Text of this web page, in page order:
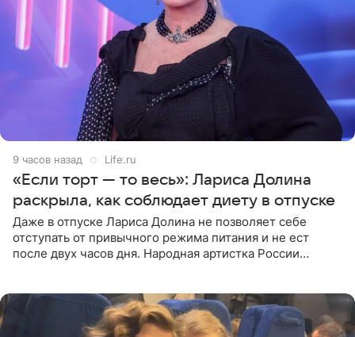
9 часов назад Life.ru
«Если торт — то весь»: Лариса Долина
раскрыла, как соблюдает диету в отпуске
Даже в отпуске Лариса Долина не позволяет себе
отступать от привычного режима питания и не ест
после двух часов дня. Народная артистка России